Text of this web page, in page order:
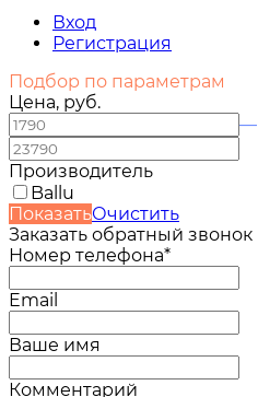
Вход
Регистрация
Подбор по параметрам
Цена, руб.
—
Производитель
Ballu
ПоказатьОчистить
Заказать обратный звонок
Номер телефона*
Email
Ваше имя
Комментарий